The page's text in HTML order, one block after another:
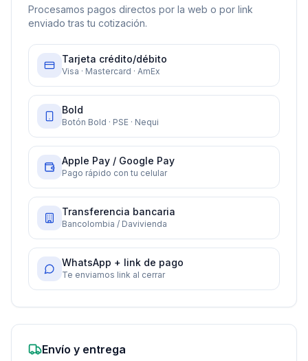
Procesamos pagos directos por la web o por link
enviado tras tu cotización.
Tarjeta crédito/débito
Visa · Mastercard · AmEx
Bold
Botón Bold · PSE · Nequi
Apple Pay / Google Pay
Pago rápido con tu celular
Transferencia bancaria
Bancolombia / Davivienda
WhatsApp + link de pago
Te enviamos link al cerrar
Envío y entrega